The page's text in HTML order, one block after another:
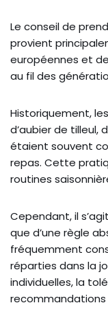
Le conseil de
provient
européennes et
au fil des
Historiquement,
d’aubier de tilleul,
étaient souvent
repas. Cette
routines
Cependant, il
que d’une règle
fréquemment
réparties dans la
individuelles, la
recommandations